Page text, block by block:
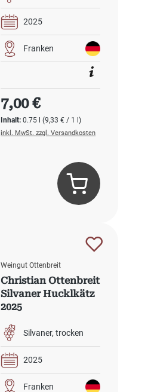
2025
Franken
Inhalt:0.75 l(9,33 € / 1 l)
Regulärer Preis:
7,00 €
inkl. MwSt. zzgl. Versandkosten
Weingut Ottenbreit
Christian Ottenbreit
Silvaner Hucklkätz
2025
Silvaner trocken
2025
Franken